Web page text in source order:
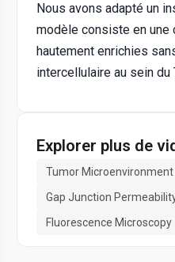
Nous avons adapté un
modèle consiste en
hautement enrichies
intercellulaire au sein
Explorer plus de
Tumor Microenvironment
Gap Junction
Fluorescence Microscopy